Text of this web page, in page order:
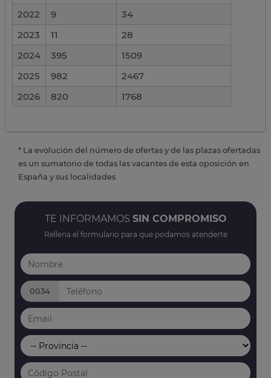
2022
9
34
2023
11
28
2024
395
1509
2025
982
2467
2026
820 1768
* La evolución del número de ofertas y de las plazas ofertadas
es un sumatorio de todas las vacantes de esta oposición en
España y sus localidades
TE INFORMAMOS SIN COMPROMISO
Rellena el formulario para que podamos atenderte
0034